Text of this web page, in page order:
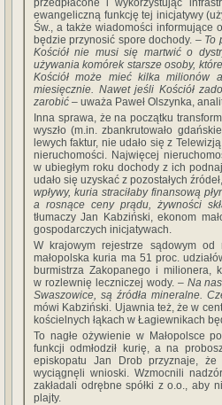
przedpłacone i wykorzystując
ewangeliczną funkcję tej inicjatywy
Św., a także wiadomości informujące
będzie przynosić spore dochody. – To
Kościół nie musi się martwić o
używania komórek starsze osoby,
Kościół może mieć kilka milionów
miesięcznie. Nawet jeśli Kościół
zarobić – uważa Paweł Olszynka,
Inna sprawa, że na początku
wyszło (m.in. zbankrutowało
lewych faktur, nie udało się z
nieruchomości. Najwięcej
w ubiegłym roku dochody z ich
udało się uzyskać z pozostałych
wpływy, kuria straciłaby finansową
a rosnące ceny prądu, żywności
tłumaczy Jan Kabziński, ekonom
gospodarczych inicjatywach.
W krajowym rejestrze sądowym od
małopolska kuria ma 51 proc.
burmistrza Zakopanego i milionera,
w rozlewnię leczniczej wody. – Na
Swaszowice, są źródła mineralne.
mówi Kabziński. Ujawnia też, że w
kościelnych łąkach w Łagiewnikach
To nagłe ożywienie w Małopolsce
funkcji odmłodził kurię, a na
episkopatu Jan Drob przyznaje,
wyciągnęli wnioski. Wzmocnili
zakładali odrębne spółki z o.o., aby
plajty.